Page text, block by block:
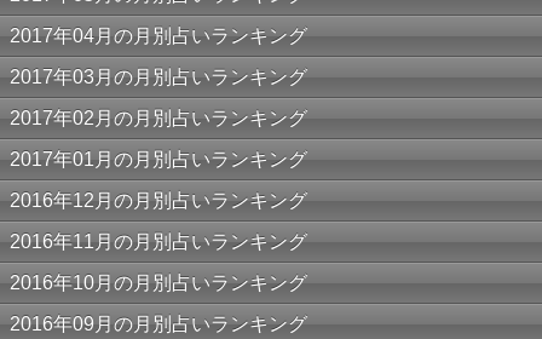
2017年04月の月別占いランキング
2017年03月の月別占いランキング
2017年02月の月別占いランキング
2017年01月の月別占いランキング
2016年12月の月別占いランキング
2016年11月の月別占いランキング
2016年10月の月別占いランキング
2016年09月の月別占いランキング